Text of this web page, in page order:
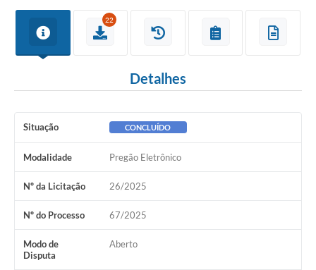
22
Detalhes
Situação CONCLUÍDO
Modalidade Pregão Eletrônico
Nº da Licitação 26/2025
Nº do Processo 67/2025
Modo de
Disputa
Aberto